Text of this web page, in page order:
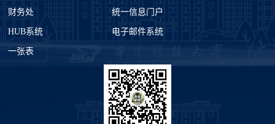
财务处 统一信息门户
HUB系统 电子邮件系统
一张表